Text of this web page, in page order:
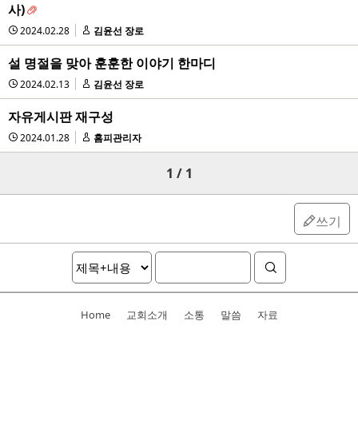
사)
2024.02.28 김윤선 장로
설 명절을 맞아 훈훈한 이야기 한마디
2024.02.13 김윤선 장로
자유게시판 재구성
2024.01.28 홈피관리자
1 / 1
쓰기
Home 교회소개 소통 말씀 자료